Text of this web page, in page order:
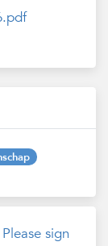
Please sign